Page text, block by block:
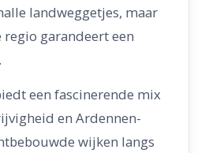
landweggetjes, maar
garandeert een
een fascinerende mix
en Ardennen-
wijken langs